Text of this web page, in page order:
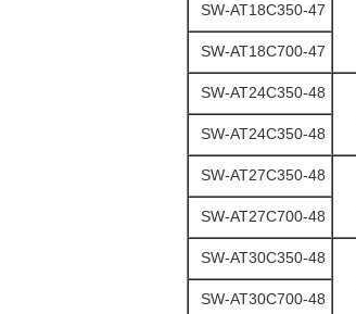
SW-AT18C350-47
SW-AT18C700-47
SW-AT24C350-48
SW-AT24C350-48
SW-AT27C350-48
SW-AT27C700-48
SW-AT30C350-48
SW-AT30C700-48